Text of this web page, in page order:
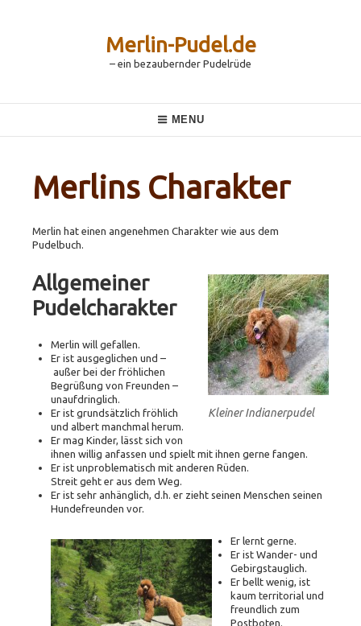
Merlin-Pudel.de
– ein bezaubernder Pudelrüde
Navigation
MENU
Merlins Charakter
Merlin hat einen angenehmen Charakter wie aus dem
Pudelbuch.
Kleiner Indianerpudel
Allgemeiner
Pudelcharakter
Merlin will gefallen.
Er ist ausgeglichen und –
außer bei der fröhlichen
Begrüßung von Freunden –
unaufdringlich.
Er ist grundsätzlich fröhlich
und albert manchmal herum.
Er mag Kinder, lässt sich von
ihnen willig anfassen und spielt mit ihnen gerne fangen.
Er ist unproblematisch mit anderen Rüden.
Streit geht er aus dem Weg.
Er ist sehr anhänglich, d.h. er zieht seinen Menschen seinen
Hundefreunden vor.
Er lernt gerne.
Er ist Wander- und
Gebirgstauglich.
Er bellt wenig, ist
kaum territorial und
freundlich zum
Postboten.